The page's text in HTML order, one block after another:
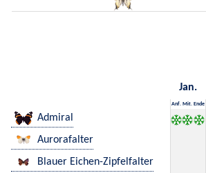
Jan.
Anf. Mit. Ende
Admiral
Aurorafalter
Blauer Eichen-Zipfelfalter